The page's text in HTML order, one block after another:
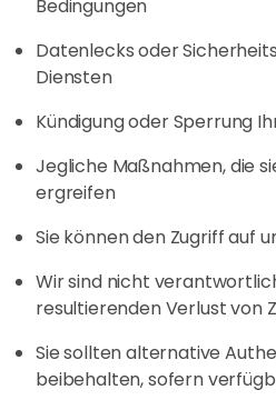
Bedingungen
Datenlecks oder
Diensten
Kündigung oder Sperrung
Jegliche Maßnahmen, die
ergreifen
Sie können den Zugriff auf
Wir sind nicht
resultierenden Verlust von
Sie sollten alternative
beibehalten, sofern